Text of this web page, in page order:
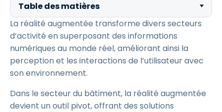
Table des matières
La réalité augmentée transforme divers secteurs
d’activité en superposant des informations
numériques au monde réel, améliorant ainsi la
perception et les interactions de l’utilisateur avec
son environnement.
Dans le secteur du bâtiment, la réalité augmentée
devient un outil pivot, offrant des solutions